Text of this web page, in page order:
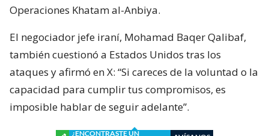
Operaciones Khatam al-Anbiya.
El negociador jefe iraní, Mohamad Baqer Qalibaf,
también cuestionó a Estados Unidos tras los
ataques y afirmó en X: “Si careces de la voluntad o la
capacidad para cumplir tus compromisos, es
imposible hablar de seguir adelante”.
¿ENCONTRASTE UN